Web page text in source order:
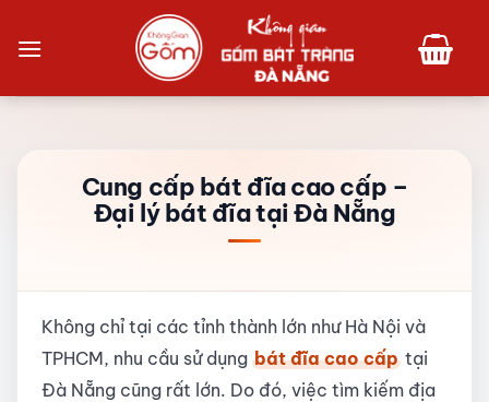
qua
dung
Cung cấp bát đĩa cao cấp –
Đại lý bát đĩa tại Đà Nẵng
Không chỉ tại các tỉnh thành lớn như Hà Nội và
TPHCM, nhu cầu sử dụng bát đĩa cao cấp tại
Đà Nẵng cũng rất lớn. Do đó, việc tìm kiếm địa